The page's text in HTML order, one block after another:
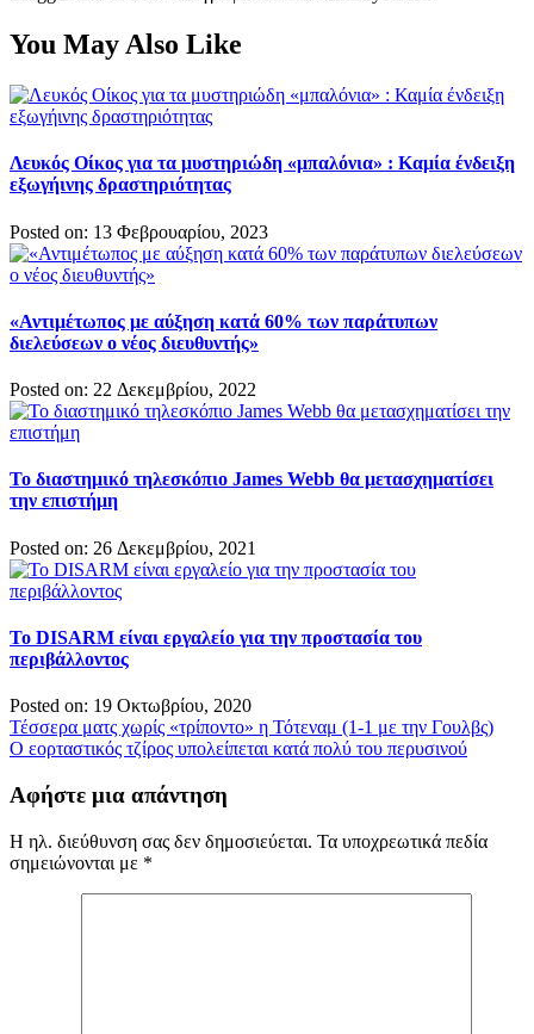
You May Also Like
Λευκός Οίκος για τα μυστηριώδη «μπαλόνια» : Καμία ένδειξη
εξωγήινης δραστηριότητας
Posted on: 13 Φεβρουαρίου, 2023
«Αντιμέτωπος με αύξηση κατά 60% των παράτυπων
διελεύσεων ο νέος διευθυντής»
Posted on: 22 Δεκεμβρίου, 2022
Το διαστημικό τηλεσκόπιο James Webb θα μετασχηματίσει
την επιστήμη
Posted on: 26 Δεκεμβρίου, 2021
Το DISARM είναι εργαλείο για την προστασία του
περιβάλλοντος
Posted on: 19 Οκτωβρίου, 2020
Πλοήγηση
άρθρων
Τέσσερα ματς χωρίς «τρίποντο» η Τότεναμ (1-1 με την Γουλβς)
Ο εορταστικός τζίρος υπολείπεται κατά πολύ του περυσινού
Αφήστε μια απάντηση
Η ηλ. διεύθυνση σας δεν δημοσιεύεται. Τα υποχρεωτικά πεδία
σημειώνονται με *